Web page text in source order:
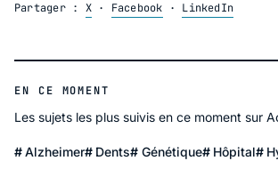
Partager : X· Facebook · LinkedIn
EN CE MOMENT
Les sujets les plus suivis en ce moment sur
Alzheimer Dents Génétique Hôpital